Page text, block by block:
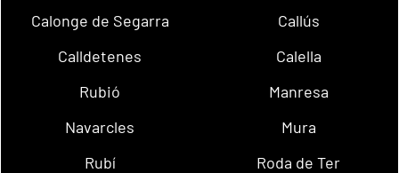
Calonge de Segarra
Callús
Calldetenes
Calella
Rubió
Manresa
Navarcles
Mura
Rubí
Roda de Ter